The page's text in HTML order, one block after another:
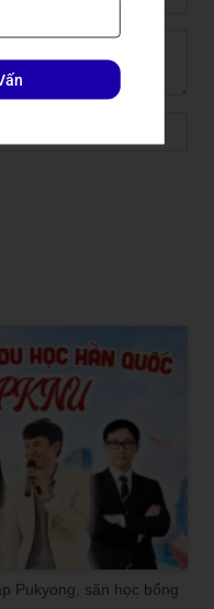
Pukyong, săn học bổng